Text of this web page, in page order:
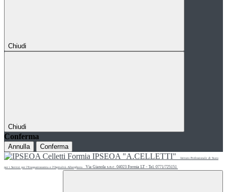
Chiudi
Chiudi
Conferma
Annulla Conferma
IPSEOA "A.CELLETTI" Istituto Professionale di Stato
per i Servizi per l'Enogastronomia e l'Ospitalità Alberghiera Via Gianola s.n.c. 04023 Formia LT - Tel. 0771/725151